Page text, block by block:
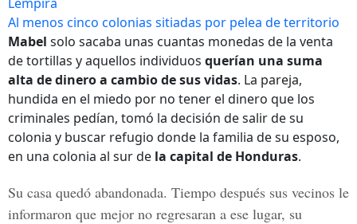
Al menos cinco colonias sitiadas por pelea de territorio
Mabel solo sacaba unas cuantas monedas de la venta
de tortillas y aquellos individuos querían una suma
alta de dinero a cambio de sus vidas. La pareja,
hundida en el miedo por no tener el dinero que los
criminales pedían, tomó la decisión de salir de su
colonia y buscar refugio donde la familia de su esposo,
en una colonia al sur de la capital de Honduras.
Su casa quedó abandonada. Tiempo después sus vecinos le
informaron que mejor no regresaran a ese lugar, su